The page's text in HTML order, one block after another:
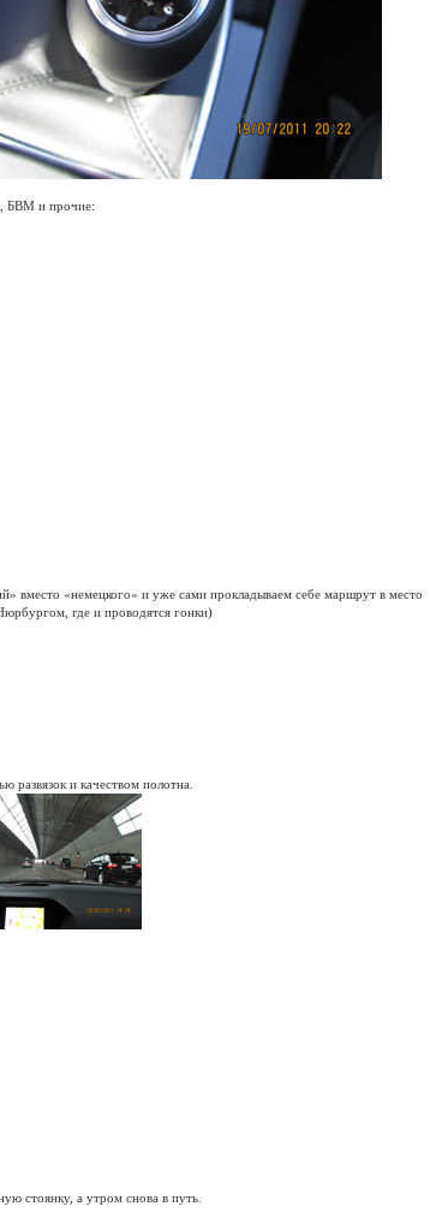
БВМ и прочие:
вместо «немецкого» и уже сами прокладываем себе маршрут в место
где и проводятся гонки)
и качеством полотна.
стоянку, а утром снова в путь.